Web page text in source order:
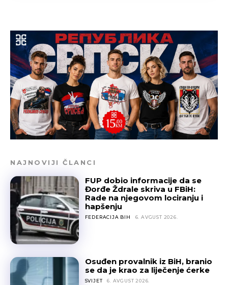
NAJNOVIJI ČLANCI
FUP dobio informacije da se
Đorđe Ždrale skriva u FBiH:
Rade na njegovom lociranju i
hapšenju
FEDERACIJA BIH 6. AVGUST 2026.
Osuđen provalnik iz BiH, branio
se da je krao za liječenje ćerke
SVIJET 6. AVGUST 2026.